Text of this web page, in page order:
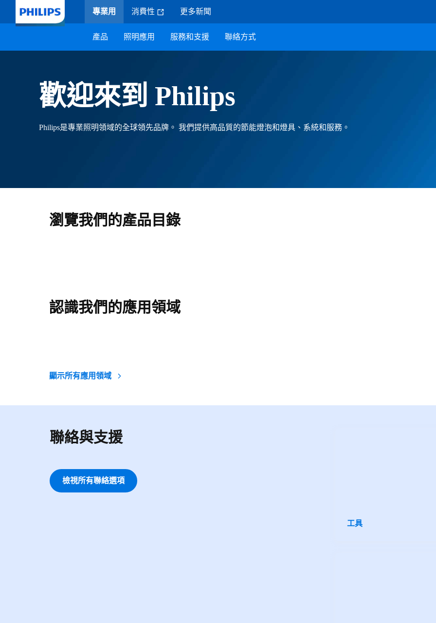
專業用 消費性 更多新聞
產品 照明應用 服務和支援 聯絡方式
歡迎來到 Philips
Philips是專業照明領域的全球領先品牌。 我們提供高品質的節能燈泡和燈具、系統和服務。
瀏覽我們的產品目錄
認識我們的應用領域
顯示所有應用領域
聯絡與支援
檢視所有聯絡選項
工具